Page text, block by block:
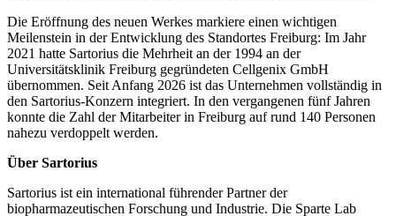
Die Eröffnung des neuen Werkes markiere einen wichtigen
Meilenstein in der Entwicklung des Standortes Freiburg: Im Jahr
2021 hatte Sartorius die Mehrheit an der 1994 an der
Universitätsklinik Freiburg gegründeten Cellgenix GmbH
übernommen. Seit Anfang 2026 ist das Unternehmen vollständig in
den Sartorius-Konzern integriert. In den vergangenen fünf Jahren
konnte die Zahl der Mitarbeiter in Freiburg auf rund 140 Personen
nahezu verdoppelt werden.
Über Sartorius
Sartorius ist ein international führender Partner der
biopharmazeutischen Forschung und Industrie. Die Sparte Lab